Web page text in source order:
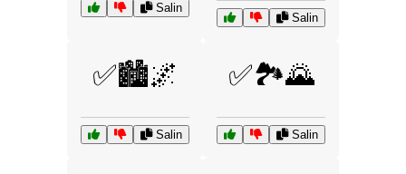
Salin
Salin
✅🏙️🌌
Salin
✅🏞️🌄
Salin